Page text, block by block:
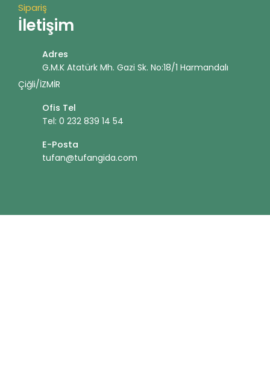
Sipariş
İletişim
Adres
G.M.K Atatürk Mh. Gazi Sk. No:18/1 Harmandalı
Çiğli/İZMİR
Ofis Tel
Tel: 0 232 839 14 54
E-Posta
tufan@tufangida.com